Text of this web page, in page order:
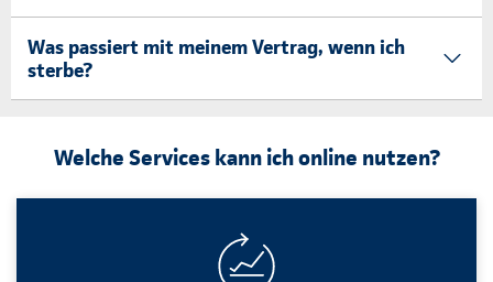
Was passiert mit meinem Vertrag, wenn ich
sterbe?
Welche Services kann ich online nutzen?